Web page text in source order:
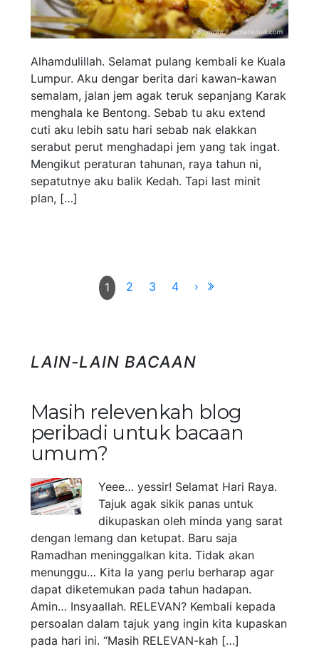
Alhamdulillah. Selamat pulang kembali ke Kuala
Lumpur. Aku dengar berita dari kawan-kawan
semalam, jalan jem agak teruk sepanjang Karak
menghala ke Bentong. Sebab tu aku extend
cuti aku lebih satu hari sebab nak elakkan
serabut perut menghadapi jem yang tak ingat.
Mengikut peraturan tahunan, raya tahun ni,
sepatutnye aku balik Kedah. Tapi last minit
plan, […]
1 2 3 4 ›
LAIN-LAIN BACAAN
Masih relevenkah blog
peribadi untuk bacaan
umum?
Yeee… yessir! Selamat Hari Raya.
Tajuk agak sikik panas untuk
dikupaskan oleh minda yang sarat
dengan lemang dan ketupat. Baru saja
Ramadhan meninggalkan kita. Tidak akan
menunggu… Kita la yang perlu berharap agar
dapat diketemukan pada tahun hadapan.
Amin… Insyaallah. RELEVAN? Kembali kepada
persoalan dalam tajuk yang ingin kita kupaskan
pada hari ini. “Masih RELEVAN-kah […]